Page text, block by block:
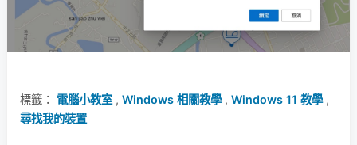
標籤： 電腦小教室 , Windows 相關教學, Windows 11 教學,
尋找我的裝置